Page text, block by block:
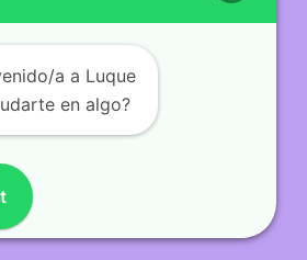
a a Luque
en algo?